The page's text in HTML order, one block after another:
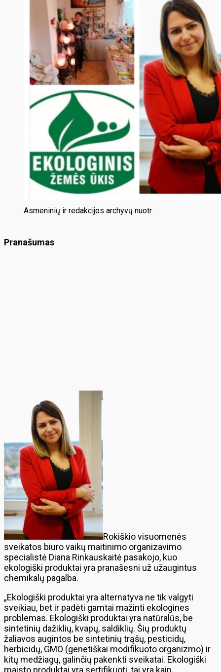
Asmeninių ir redakcijos archyvų nuotr.
Pranašumas
Rokiškio visuomenės
sveikatos biuro vaikų maitinimo organizavimo
specialistė Diana Rinkauskaitė pasakojo, kuo
ekologiški produktai yra pranašesni už užaugintus
chemikalų pagalba.
„Ekologiški produktai yra alternatyva ne tik valgyti
sveikiau, bet ir padėti gamtai mažinti ekologines
problemas. Ekologiški produktai yra natūralūs, be
sintetinių dažiklių, kvapų, saldiklių. Šių produktų
žaliavos augintos be sintetinių trąšų, pesticidų,
herbicidų, GMO (genetiškai modifikuoto organizmo) ir
kitų medžiagų, galinčių pakenkti sveikatai. Ekologiški
maisto produktai yra sertifikuoti, tai yra kaip